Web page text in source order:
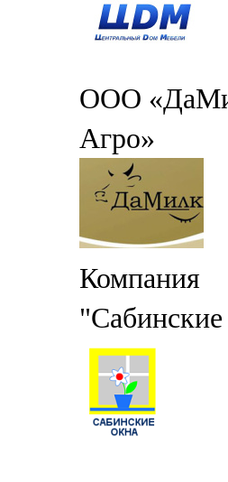
ООО
Агро»
Компания